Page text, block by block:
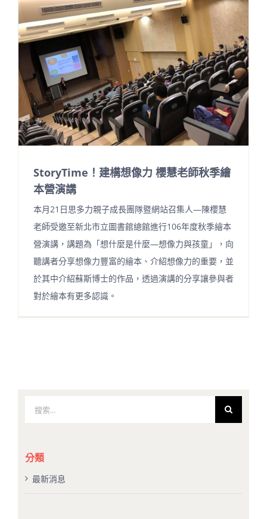
StoryTime！建構想像力 櫻慧老師秋季繪
本營演講
本月21日思多力親子成長團隊暨網站召集人—陳櫻慧
老師受邀至新北市立圖書館總館進行106年度秋季繪本
營演講，講題為「想什麼是什麼—想像力與孩童」，向
聽講者分享想像力豐富的繪本、介紹想像力的重要，並
於其中介紹蘇斯博士的作品，透過演講的分享讓參與者
對於繪本有更多認識。
果：
分類
最新消息